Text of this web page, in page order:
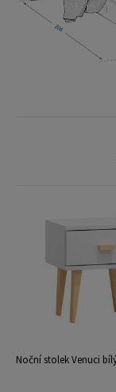
Noční stolek Venuci